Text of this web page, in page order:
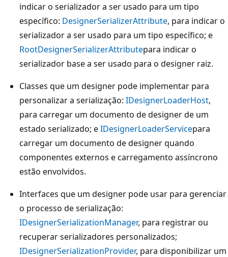
indicar o serializador a ser usado para um tipo
específico: DesignerSerializerAttribute, para indicar o
serializador a ser usado para um tipo específico; e
RootDesignerSerializerAttributepara indicar o
serializador base a ser usado para o designer raiz.
Classes que um designer pode implementar para
personalizar a serialização: IDesignerLoaderHost,
para carregar um documento de designer de um
estado serializado; eIDesignerLoaderServicepara
carregar um documento de designer quando
componentes externos e carregamento assíncrono
estão envolvidos.
Interfaces que um designer pode usar para gerenciar
o processo de serialização:
IDesignerSerializationManager, para registrar ou
recuperar serializadores personalizados;
IDesignerSerializationProvider, para disponibilizar um